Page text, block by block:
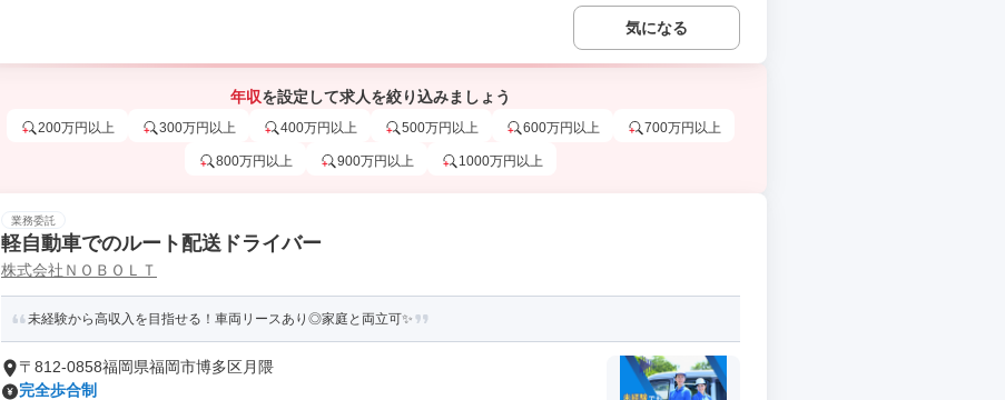
気になる
年収を設定して求人を絞り込みましょう
200万円以上 300万円以上 400万円以上 500万円以上 600万円以上 700万円以上
800万円以上 900万円以上 1000万円以上
業務委託
軽自動車でのルート配送ドライバー
株式会社ＮＯＢＯＬＴ
未経験から高収入を目指せる！車両リースあり◎家庭と両立可✨
〒812-0858福岡県福岡市博多区月隈
完全歩合制